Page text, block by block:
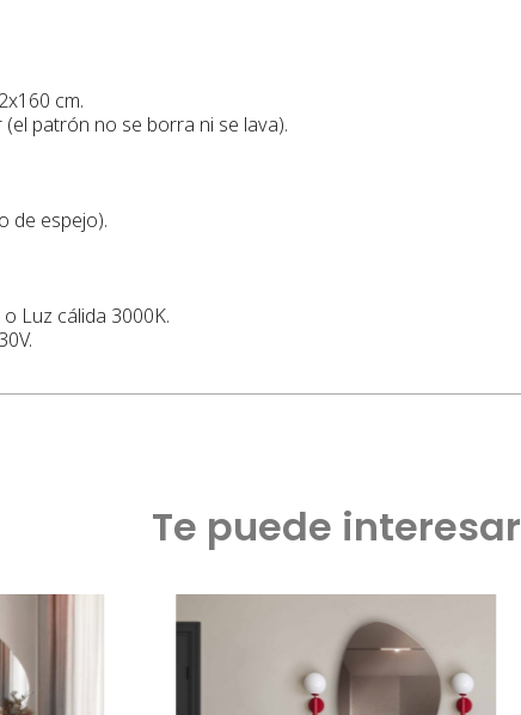
cm.
patrón no se borra ni se lava).
de espejo).
Luz cálida 3000K.
Te puede interesar